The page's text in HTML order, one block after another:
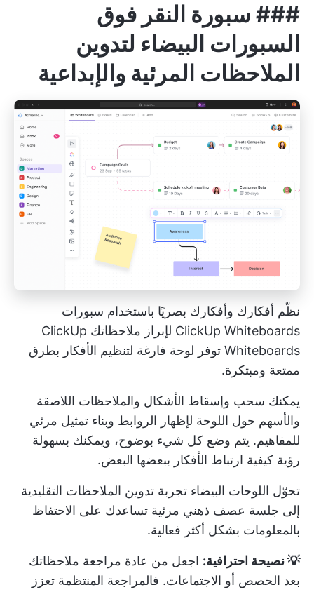
### سبورة النقر فوق
السبورات البيضاء لتدوين
الملاحظات المرئية والإبداعية
نظّم أفكارك وأفكارك بصريًا باستخدام سبورات
ClickUp Whiteboards لإبراز ملاحظاتك
ClickUp
Whiteboards توفر لوحة فارغة لتنظيم الأفكار بطرق
ممتعة ومبتكرة.
يمكنك سحب وإسقاط الأشكال والملاحظات اللاصقة
والأسهم حول اللوحة لإظهار الروابط وبناء تمثيل مرئي
للمفاهيم. يتم وضع كل شيء بوضوح، ويمكنك بسهولة
رؤية كيفية ارتباط الأفكار ببعضها البعض.
تحوّل اللوحات البيضاء تجربة تدوين الملاحظات التقليدية
إلى جلسة عصف ذهني مرئية تساعدك على الاحتفاظ
بالمعلومات بشكل أكثر فعالية.
💡 نصيحة احترافية: اجعل من عادة مراجعة ملاحظاتك
بعد الحصص أو الاجتماعات. فالمراجعة المنتظمة تعزز